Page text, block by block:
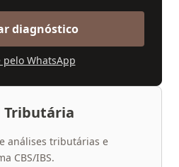
diagnóstico
pelo WhatsApp
Tributária
análises tributárias e
CBS/IBS.